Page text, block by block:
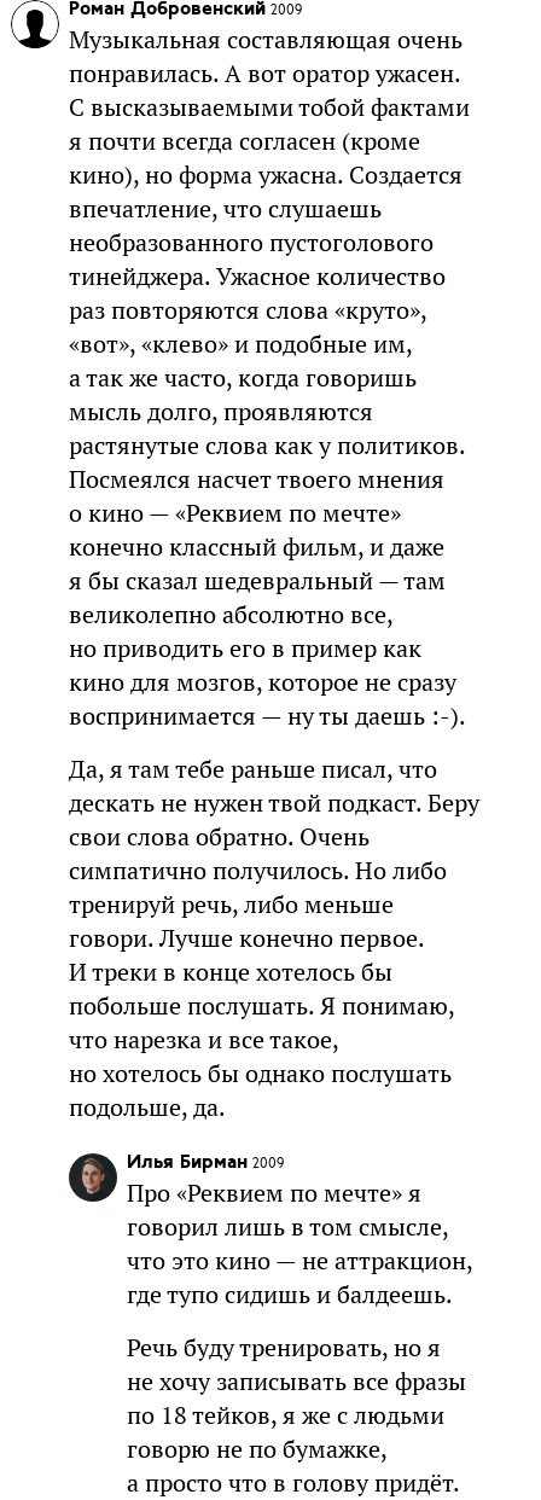
Роман Добровенский 2009
Музыкальная составляющая очень
понравилась. А вот оратор ужасен.
С высказываемыми тобой фактами
я почти всегда согласен (кроме
кино), но форма ужасна. Создается
впечатление, что слушаешь
необразованного пустоголового
тинейджера. Ужасное количество
раз повторяются слова «круто»,
«вот», «клево» и подобные им,
а так же часто, когда говоришь
мысль долго, проявляются
растянутые слова как у политиков.
Посмеялся насчет твоего мнения
о кино — «Реквием по мечте»
конечно классный фильм, и даже
я бы сказал шедевральный — там
великолепно абсолютно все,
но приводить его в пример как
кино для мозгов, которое не сразу
воспринимается — ну ты даешь :-).
Да, я там тебе раньше писал, что
дескать не нужен твой подкаст. Беру
свои слова обратно. Очень
симпатично получилось. Но либо
тренируй речь, либо меньше
говори. Лучше конечно первое.
И треки в конце хотелось бы
побольше послушать. Я понимаю,
что нарезка и все такое,
но хотелось бы однако послушать
подольше, да.
Илья Бирман 2009
Про «Реквием по мечте» я
говорил лишь в том смысле,
что это кино — не аттракцион,
где тупо сидишь и балдеешь.
Речь буду тренировать, но я
не хочу записывать все фразы
по 18 тейков, я же с людьми
говорю не по бумажке,
а просто что в голову придёт.